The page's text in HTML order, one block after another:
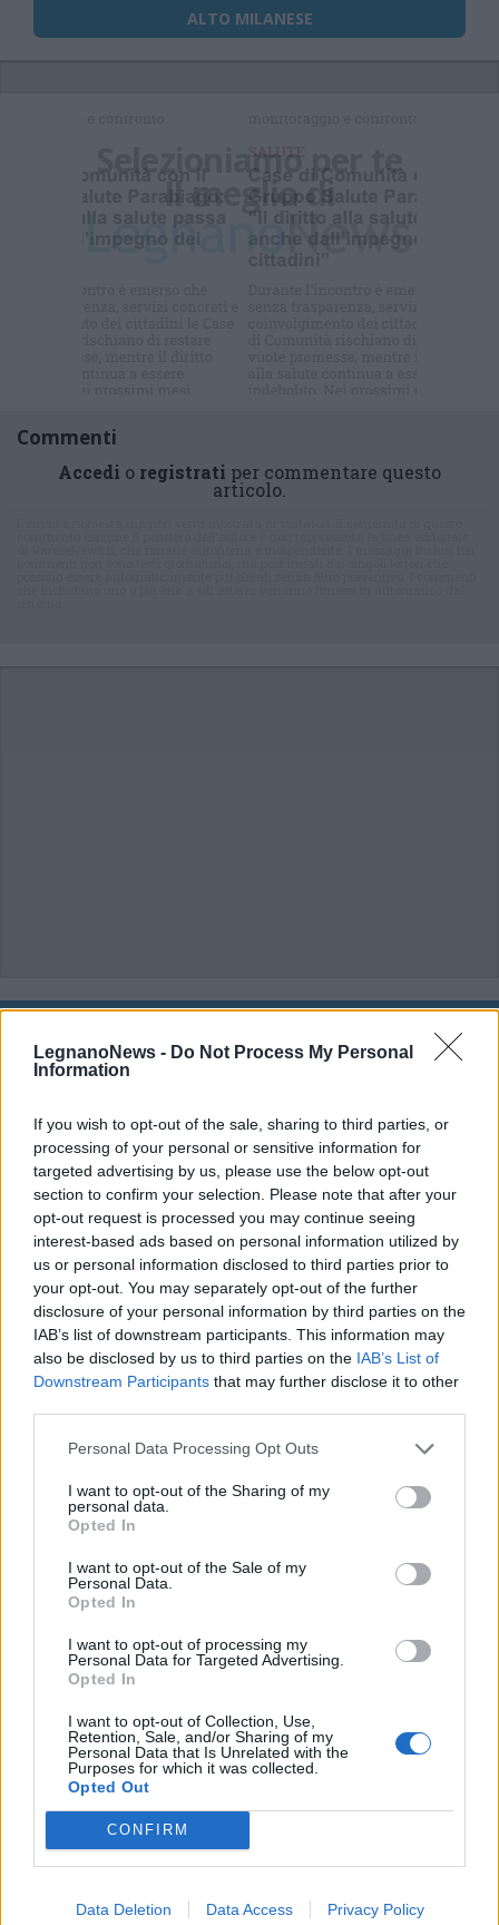
LegnanoNews - Do Not Process My Personal
Information
If you wish to opt-out of the sale, sharing to third parties, or
processing of your personal or sensitive information for
targeted advertising by us, please use the below opt-out
section to confirm your selection. Please note that after your
opt-out request is processed you may continue seeing
interest-based ads based on personal information utilized by
us or personal information disclosed to third parties prior to
your opt-out. You may separately opt-out of the further
disclosure of your personal information by third parties on the
IAB’s list of downstream participants. This information may
also be disclosed by us to third parties on the IAB’s List of
Downstream Participants that may further disclose it to other
Personal Data Processing Opt Outs
I want to opt-out of the Sharing of my
personal data.
Opted In
I want to opt-out of the Sale of my
Personal Data.
Opted In
I want to opt-out of processing my
Personal Data for Targeted Advertising.
Opted In
I want to opt-out of Collection, Use,
Retention, Sale, and/or Sharing of my
Personal Data that Is Unrelated with the
Purposes for which it was collected.
Opted Out
CONFIRM
Data Deletion Data Access Privacy Policy
ALTO MILANESE
Selezioniamo per te
Il meglio di
Commenti
Accedi o registrati per commentare questo
articolo.
SICUREZZA
Tragedia nel Ticino a Cuggiono:
59enne muore annegato
Incendio nella notte a Cuggiono: in